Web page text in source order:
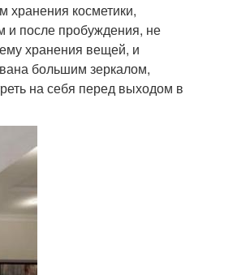
хранения косметики,
и после пробуждения, не
хранения вещей, и
большим зеркалом,
на себя перед выходом в